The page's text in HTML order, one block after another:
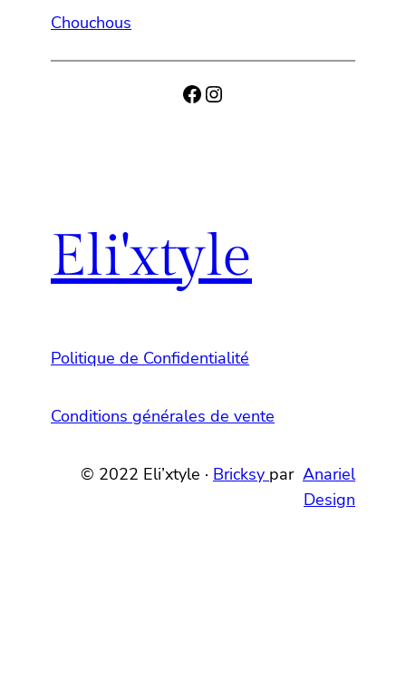
Chouchous
Facebook
Instagram
Eli'xtyle
Politique de Confidentialité
Conditions générales de vente
© 2022 Eli’xtyle · Bricksy par Anariel
Design